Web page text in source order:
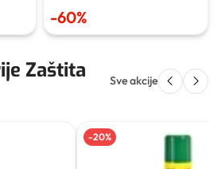
-60%
Zaštita
Sve akcije
-20%